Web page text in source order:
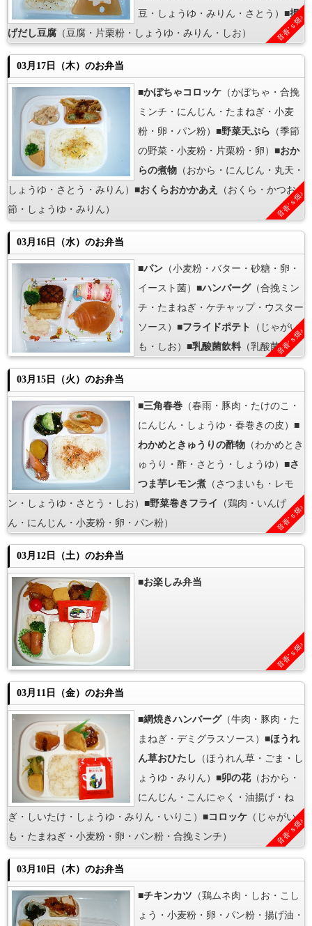
豆・しょうゆ・みりん・さとう）■揚
げだし豆腐 （豆腐・片栗粉・しょうゆ・みりん・しお） 音香’ｓ畑♪
03月17日（木）のお弁当
■かぼちゃコロッケ （かぼちゃ・合挽
ミンチ・にんじん・たまねぎ・小麦
粉・卵・パン粉）■野菜天ぷら （季節
の野菜・小麦粉・片栗粉・卵）■おか
らの煮物 （おから・にんじん・丸天・
しょうゆ・さとう・みりん）■おくらおかかあえ
（おくら・かつお
節・しょうゆ・みりん）
音香’ｓ畑♪
03月16日（水）のお弁当
■パン （小麦粉・バター・砂糖・卵・
イースト菌）■ハンバーグ（合挽ミン
チ・たまねぎ・ケチャップ・ウスター
ソース）■フライドポテト
（じゃがい
も・しお）■乳酸菌飲料 （乳酸菌）音香’ｓ畑♪
03月15日（火）のお弁当
■三角春巻 （春雨・豚肉・たけのこ・
にんじん・しょうゆ・春巻きの皮）■
わかめときゅうりの酢物 （わかめとき
ゅうり・酢・さとう・しょうゆ）■さ
つま芋レモン煮 （さつまいも・レモ
ン・しょうゆ・さとう・しお）■野菜巻きフライ
（鶏肉・いんげ
ん・にんじん・小麦粉・卵・パン粉）
音香’ｓ畑♪
03月12日（土）のお弁当
■お楽しみ弁当
音香’ｓ畑♪
03月11日（金）のお弁当
■網焼きハンバーグ（牛肉・豚肉・た
まねぎ・デミグラスソース）■ほうれ
ん草おひたし （ほうれん草・ごま・し
ょうゆ・みりん）■卯の花（おから・
にんじん・こんにゃく・油揚げ・ね
ぎ・しいたけ・しょうゆ・みりん・いりこ）■コロッケ （じゃがい
も・たまねぎ・小麦粉・卵・パン粉・合挽ミンチ）
音香’ｓ畑♪
03月10日（木）のお弁当
■チキンカツ （鶏ムネ肉・しお・こし
ょう・小麦粉・卵・パン粉・揚げ油・